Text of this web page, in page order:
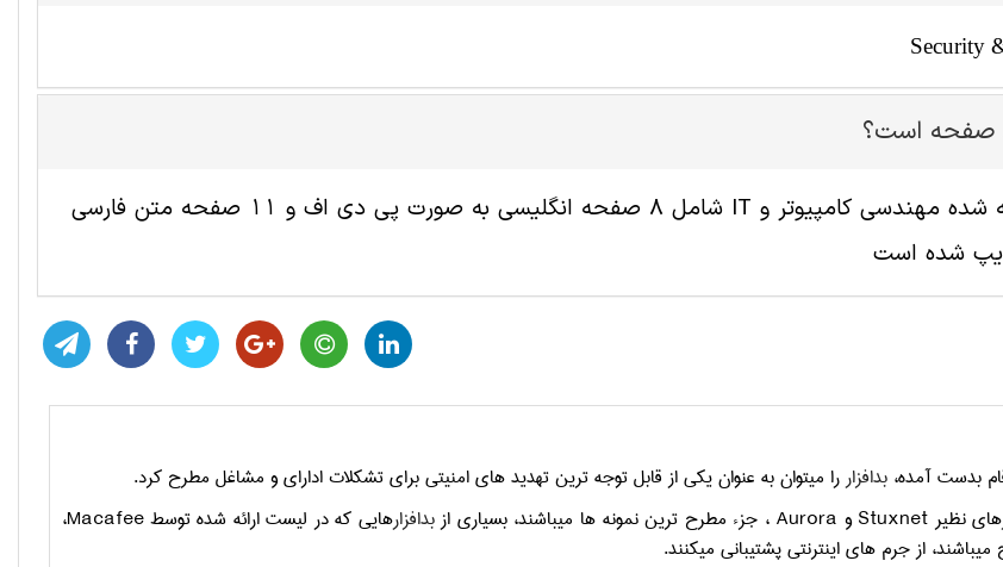
Security
صفحه است؟
این مقاله ترجمه شده مهندسی کامپیوتر و IT شامل 8 صفحه انگلیسی به صورت پی دی اف و 11 صفحه متن فارسی
شده است
بدست آمده، بدافزاررا می­توان به عنوان یکی از قابل توجه ترین تهدید های امنیتی برای تشکلات ادارای و مشاغل مطرح کرد.
های نظیرStuxnet و Aurora ، جزء مطرح ترین نمونه ها می­باشند، بسیاری ازبدافزارهایی که در لیست ارائه شده توسطMacafee،
از جرم های اینترنتی پشتیبانی می­کنند.